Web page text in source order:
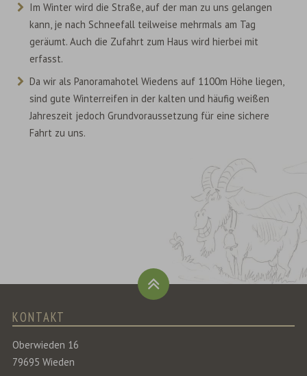
Im Winter wird die Straße, auf der man zu uns gelangen
kann, je nach Schneefall teilweise mehrmals am Tag
geräumt. Auch die Zufahrt zum Haus wird hierbei mit
erfasst.
Da wir als Panoramahotel Wiedens auf 1100m Höhe liegen,
sind gute Winterreifen in der kalten und häufig weißen
Jahreszeit jedoch Grundvoraussetzung für eine sichere
Fahrt zu uns.
KONTAKT
Oberwieden 16
79695 Wieden